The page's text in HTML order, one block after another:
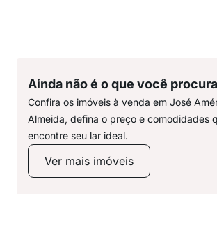
Ainda não é o que você
Confira os imóveis à venda em José
Almeida, defina o preço e comodidades
encontre seu lar ideal.
Ver mais imóveis